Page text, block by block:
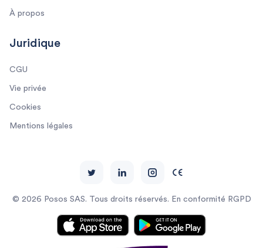
© 2026 Posos SAS. Tous droits réservés. En conformité RGPD
À propos
Juridique
CGU
Vie privée
Cookies
Mentions légales